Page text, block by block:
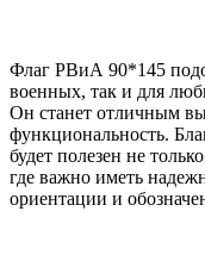
Флаг РВиА 90*145
военных, так и для
Он станет отличным
функциональность.
будет полезен не
где важно иметь
ориентации и